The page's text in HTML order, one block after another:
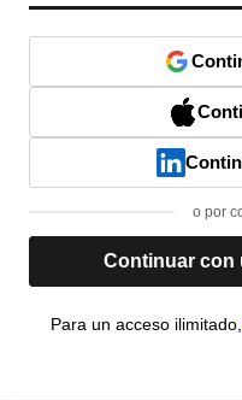
o por
Continuar con
Para un acceso ilimitado,